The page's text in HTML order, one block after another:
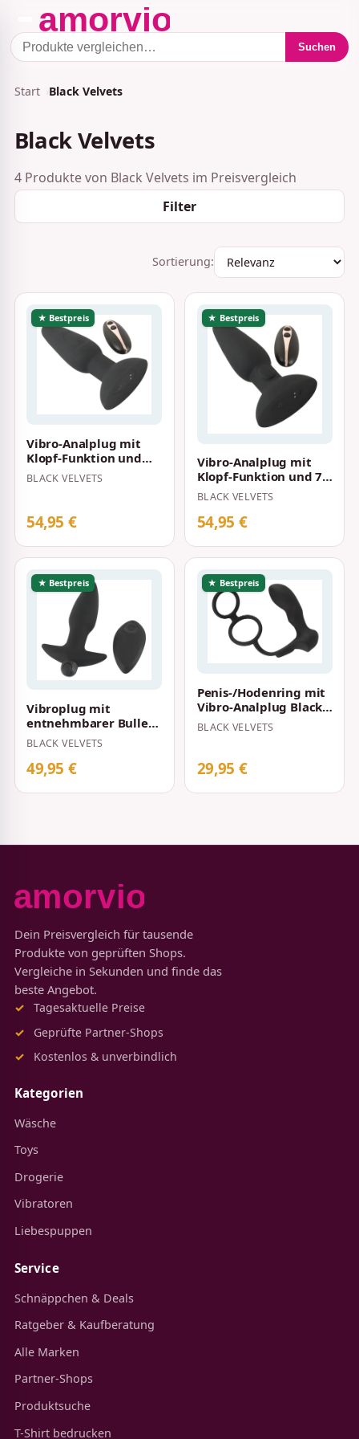
Suchen
Start Black Velvets
Black Velvets
4 Produkte von Black Velvets im Preisvergleich
Filter
Sortierung:
★ Bestpreis
Vibro-Analplug mit
Klopf-Funktion und
Fernbedienung Black
Velvets Schw…
BLACK VELVETS
54,95 €
★ Bestpreis
Vibro-Analplug mit
Klopf-Funktion und 7
Vibrationsmodi Black
Velvets S…
BLACK VELVETS
54,95 €
★ Bestpreis
Vibroplug mit
entnehmbarer Bullet
Black Velvets Schwarz
BLACK VELVETS
49,95 €
★ Bestpreis
Penis-/Hodenring mit
Vibro-Analplug Black
Velvets Schwarz
BLACK VELVETS
29,95 €
Dein Preisvergleich für tausende
Produkte von geprüften Shops.
Vergleiche in Sekunden und finde das
beste Angebot.
Tagesaktuelle Preise
Geprüfte Partner-Shops
Kostenlos & unverbindlich
Kategorien
Wäsche
Toys
Drogerie
Vibratoren
Liebespuppen
Service
Schnäppchen & Deals
Ratgeber & Kaufberatung
Alle Marken
Partner-Shops
Produktsuche
T-Shirt bedrucken